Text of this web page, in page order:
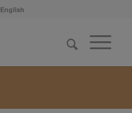
English